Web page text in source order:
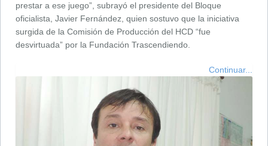
prestar a ese juego”, subrayó el presidente del Bloque
oficialista, Javier Fernández, quien sostuvo que la iniciativa
surgida de la Comisión de Producción del HCD “fue
desvirtuada” por la Fundación Trascendiendo.
Continuar...